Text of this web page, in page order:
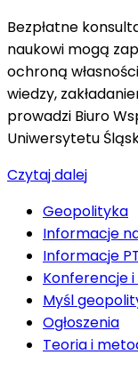
Bezpłatne
naukowi mogą
ochroną
wiedzy,
prowadzi Biuro
Uniwersytetu
Czytaj dalej
Geopolityka
Informacje
Informacje
Konferencje
Myśl
Ogłoszenia
Teoria i